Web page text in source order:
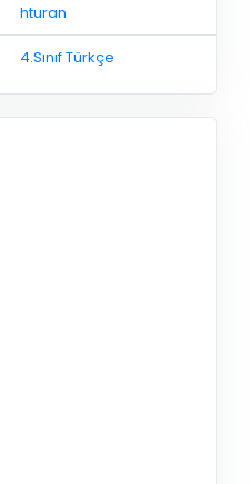
hturan
4.Sınıf Türkçe